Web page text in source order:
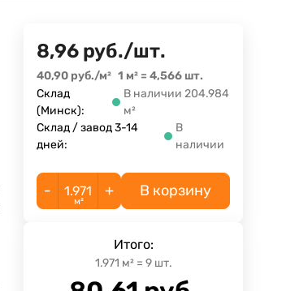
8,96 руб./шт.
40,90 руб./м² 1 м² =4,566 шт.
Склад
(Минск):
В наличии 204.984
м²
Склад / завод 3-14
дней:
В
наличии
- +
м²
В корзину
Итого:
1.971 м²= 9 шт.